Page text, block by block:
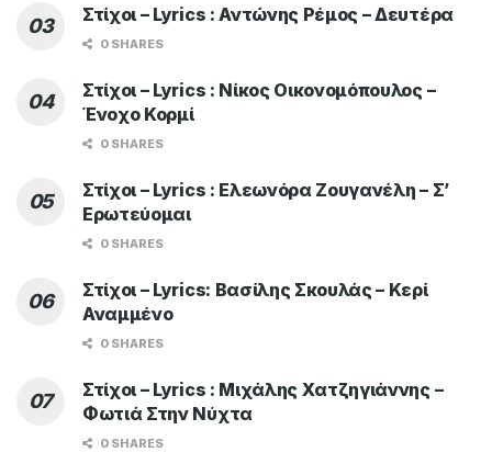
Στίχοι – Lyrics : Αντώνης Ρέμος – Δευτέρα
0 SHARES
Στίχοι – Lyrics : Νίκος Οικονομόπουλος –
Ένοχο Κορμί
0 SHARES
Στίχοι – Lyrics : Ελεωνόρα Ζουγανέλη – Σ’
Ερωτεύομαι
0 SHARES
Στίχοι – Lyrics: Βασίλης Σκουλάς – Κερί
Αναμμένο
0 SHARES
Στίχοι – Lyrics : Μιχάλης Χατζηγιάννης –
Φωτιά Στην Νύχτα
0 SHARES